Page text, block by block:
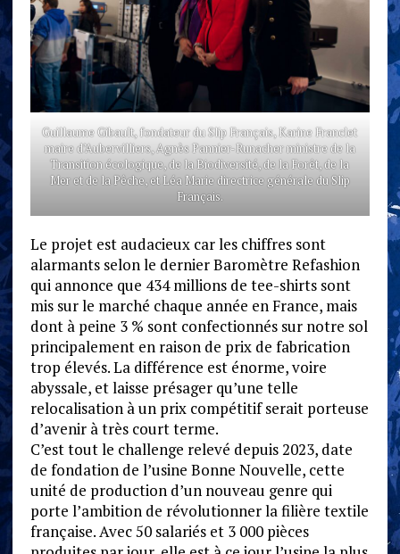
Guillaume Gibault, fondateur du Slip Français, Karine Franclet
maire d’Aubervilliers, Agnès Pannier-Runacher ministre de la
Transition écologique, de la Biodiversité, de la Forêt, de la
Mer et de la Pêche, et Léa Marie directrice générale du Slip
Français.
Le projet est audacieux car les chiffres sont
alarmants selon le dernier Baromètre Refashion
qui annonce que 434 millions de tee-shirts sont
mis sur le marché chaque année en France, mais
dont à peine 3 % sont confectionnés sur notre sol
principalement en raison de prix de fabrication
trop élevés. La différence est énorme, voire
abyssale, et laisse présager qu’une telle
relocalisation à un prix compétitif serait porteuse
d’avenir à très court terme.
C’est tout le challenge relevé depuis 2023, date
de fondation de l’usine Bonne Nouvelle, cette
unité de production d’un nouveau genre qui
porte l’ambition de révolutionner la filière textile
française. Avec 50 salariés et 3 000 pièces